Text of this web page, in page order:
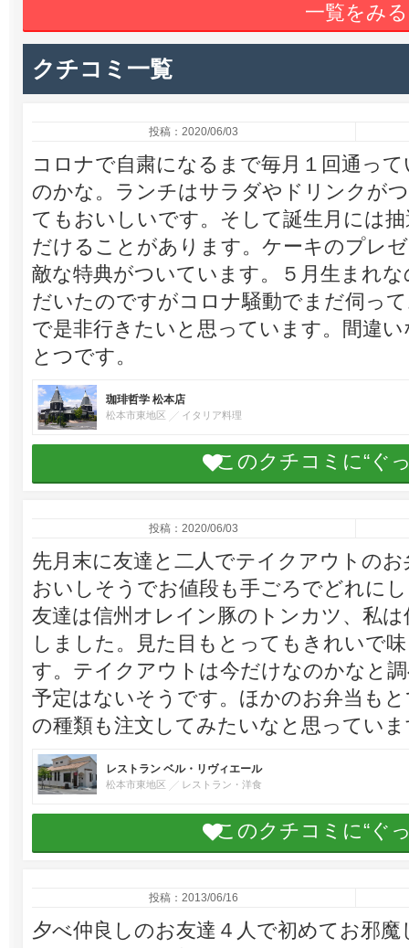
一覧をみる
クチコミ一覧
投稿：2020/06/03
コロナで自粛になるまで毎月１回通っ
のかな。ランチはサラダやドリンクが
てもおいしいです。そして誕生月には
だけることがあります。ケーキのプレ
敵な特典がついています。５月生まれ
だいたのですがコロナ騒動でまだ伺っ
で是非行きたいと思っています。間違
とつです。
珈琲哲学 松本店
松本市東地区 イタリア料理
このクチコミに“ぐ
投稿：2020/06/03
先月末に友達と二人でテイクアウトの
おいしそうでお値段も手ごろでどれに
友達は信州オレイン豚のトンカツ、私
しました。見た目もとってもきれいで
す。テイクアウトは今だけなのかなと
予定はないそうです。ほかのお弁当も
の種類も注文してみたいなと思ってい
レストラン ベル・リヴィエール
松本市東地区 レストラン・洋食
このクチコミに“ぐ
投稿：2013/06/16
夕べ仲良しのお友達４人で初めてお邪